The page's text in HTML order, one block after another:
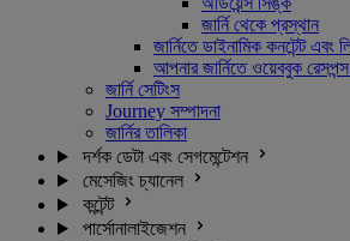
জার্নি থেকে প্রস্থান
জার্নিতে ডাইনামিক কনটেন্ট
আপনার জার্নিতে ওয়েববুক
জার্নি সেটিংস
Journey সম্পাদনা
জার্নির তালিকা
দর্শক ডেটা এবং সেগমেন্টেশন
মেসেজিং চ্যানেল
কন্টেন্ট
পার্সোনালাইজেশন